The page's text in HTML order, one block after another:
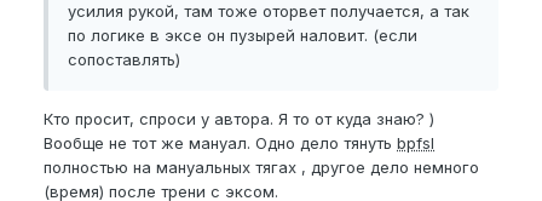
усилия рукой, там тоже оторвет получается, а так
по логике в эксе он пузырей наловит. (если
сопоставлять)
Кто просит, спроси у автора. Я то от куда знаю? )
Вообще не тот же мануал. Одно дело тянуть bpfsl
полностью на мануальных тягах , другое дело немного
(время) после трени с эксом.